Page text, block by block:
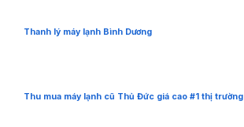
Thanh lý máy lạnh Bình Dương
Thu mua máy lạnh cũ Thủ Đức giá cao #1 thị trường